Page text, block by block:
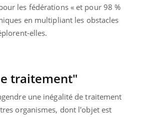
les fédérations « et pour 98 %
en multipliant les obstacles
elles.
traitement"
une inégalité de traitement
organismes, dont l'objet est